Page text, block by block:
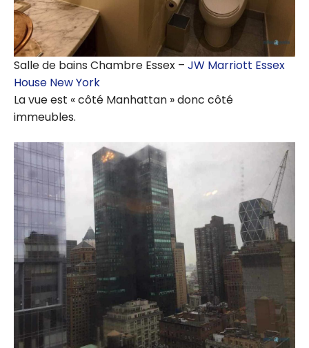
Salle de bains Chambre Essex – JW Marriott Essex
House New York
La vue est « côté Manhattan » donc côté
immeubles.